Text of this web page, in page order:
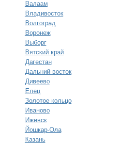
Валаам
Владивосток
Волгоград
Воронеж
Выборг
Вятский край
Дагестан
Дальний восток
Дивеево
Елец
Золотое кольцо
Иваново
Ижевск
Йошкар-Ола
Казань